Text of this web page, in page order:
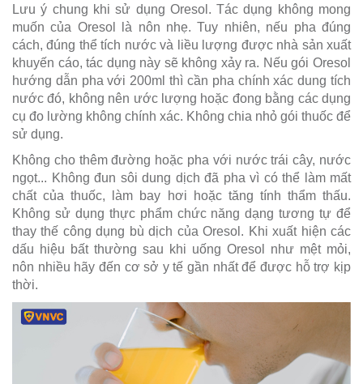
Lưu ý chung khi sử dụng Oresol. Tác dụng không mong
muốn của Oresol là nôn nhẹ. Tuy nhiên, nếu pha đúng
cách, đúng thể tích nước và liều lượng được nhà sản xuất
khuyến cáo, tác dụng này sẽ không xảy ra. Nếu gói Oresol
hướng dẫn pha với 200ml thì cần pha chính xác dung tích
nước đó, không nên ước lượng hoặc đong bằng các dụng
cụ đo lường không chính xác. Không chia nhỏ gói thuốc để
sử dụng.
Không cho thêm đường hoặc pha với nước trái cây, nước
ngọt... Không đun sôi dung dịch đã pha vì có thể làm mất
chất của thuốc, làm bay hơi hoặc tăng tính thẩm thấu.
Không sử dụng thực phẩm chức năng dạng tương tự để
thay thế công dụng bù dịch của Oresol. Khi xuất hiện các
dấu hiệu bất thường sau khi uống Oresol như mệt mỏi,
nôn nhiều hãy đến cơ sở y tế gần nhất để được hỗ trợ kịp
thời.